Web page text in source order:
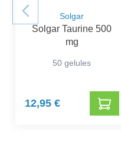
Solgar
Solgar Taurine 500
mg
50 gelules
12,95 €